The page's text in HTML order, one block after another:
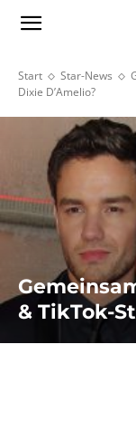
Start Star-News
Dixie D’Amelio?
& TikTok-